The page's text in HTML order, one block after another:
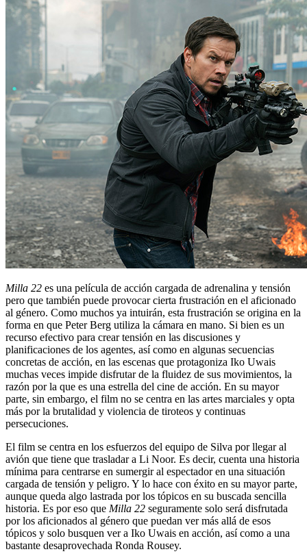
Milla 22 es una película de acción cargada de adrenalina y tensión
pero que también puede provocar cierta frustración en el aficionado
al género. Como muchos ya intuirán, esta frustración se origina en la
forma en que Peter Berg utiliza la cámara en mano. Si bien es un
recurso efectivo para crear tensión en las discusiones y
planificaciones de los agentes, así como en algunas secuencias
concretas de acción, en las escenas que protagoniza Iko Uwais
muchas veces impide disfrutar de la fluidez de sus movimientos, la
razón por la que es una estrella del cine de acción. En su mayor
parte, sin embargo, el film no se centra en las artes marciales y opta
más por la brutalidad y violencia de tiroteos y continuas
persecuciones.
El film se centra en los esfuerzos del equipo de Silva por llegar al
avión que tiene que trasladar a Li Noor. Es decir, cuenta una historia
mínima para centrarse en sumergir al espectador en una situación
cargada de tensión y peligro. Y lo hace con éxito en su mayor parte,
aunque queda algo lastrada por los tópicos en su buscada sencilla
historia. Es por eso que Milla 22 seguramente solo será disfrutada
por los aficionados al género que puedan ver más allá de esos
tópicos y solo busquen ver a Iko Uwais en acción, así como a una
bastante desaprovechada Ronda Rousey.